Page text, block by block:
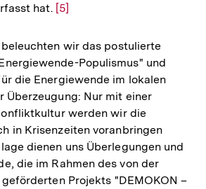
hat. Zur
der
Fußnote
[5]
wir das postulierte
Populismus" und
die Energiewende im lokalen
Überzeugung: Nur mit einer
werden wir die
in Krisenzeiten voranbringen
dienen uns Überlegungen und
die im Rahmen des von der
Projekts "DEMOKON –